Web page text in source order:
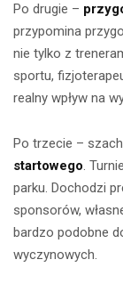
Po drugie –
przypomina
nie tylko z
sportu,
realny wpływ na
Po trzecie –
startowego.
parku. Dochodzi
sponsorów,
bardzo podobne
wyczynowych.